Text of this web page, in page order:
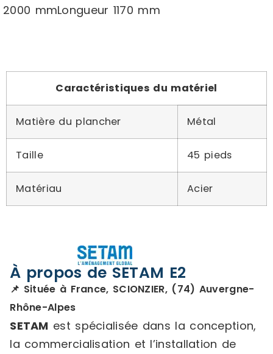
2000 mmLongueur 1170 mm
Caractéristiques du matériel
Matière du plancher Métal
Taille 45 pieds
Matériau Acier
À propos de SETAM E2
📌 Située à France, SCIONZIER, (74) Auvergne-
Rhône-Alpes
SETAM est spécialisée dans la conception,
la commercialisation et l’installation de